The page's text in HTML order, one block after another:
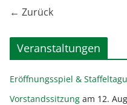
← Zurück
Veranstaltungen
Eröffnungsspiel &
Vorstandssitzung am 12.